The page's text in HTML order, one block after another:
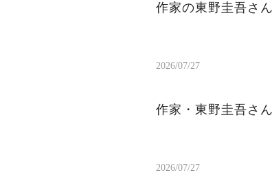
作家の東野圭吾さ
2026/07/27
作家・東野圭吾さ
2026/07/27